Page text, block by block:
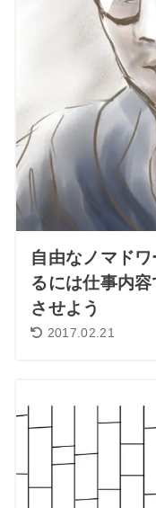
自由なノマド
るには仕事内
させよう
2017.02.21